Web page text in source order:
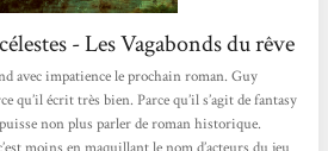
- Les Vagabonds du rêve
avec impatience le prochain roman. Guy
qu’il écrit très bien. Parce qu’il s’agit de fantasy
non plus parler de roman historique.